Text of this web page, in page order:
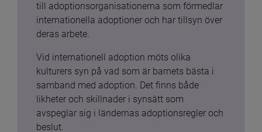
till adoptionsorganisationerna som förmedlar
internationella adoptioner och har tillsyn över
deras arbete.
Vid internationell adoption möts olika
kulturers syn på vad som är barnets bästa i
samband med adoption. Det finns både
likheter och skillnader i synsätt som
avspeglar sig i ländernas adoptionsregler och
beslut.